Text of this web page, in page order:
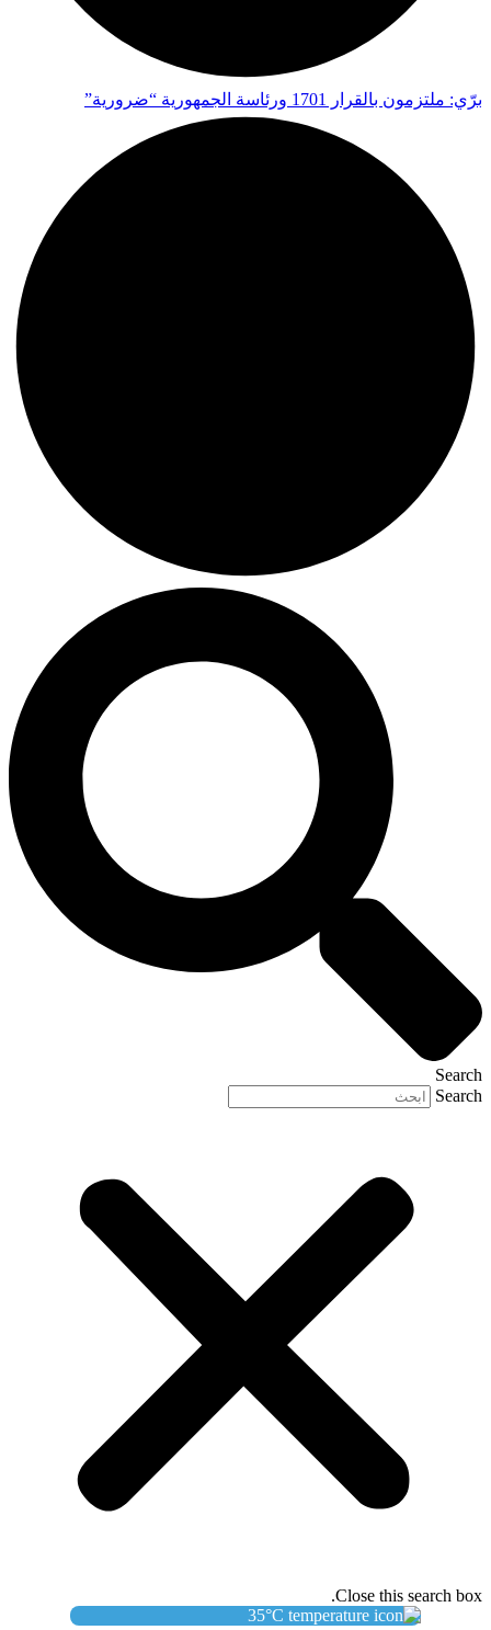
برّي: ملتزمون بالقرار 1701 ورئاسة الجمهورية “ضرورية”
Search
Search
Close this search box.
35°C